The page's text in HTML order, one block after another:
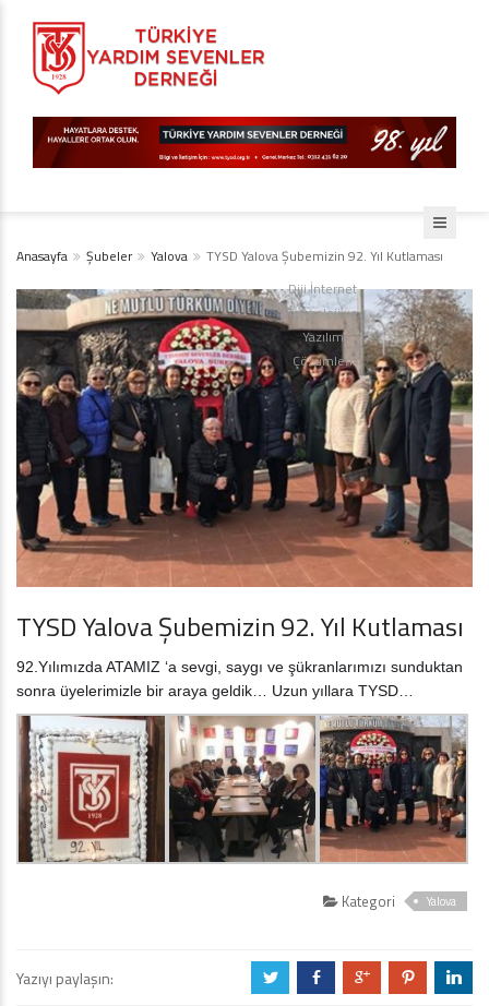
Anasayfa Şubeler Yalova TYSD Yalova Şubemizin 92. Yıl Kutlaması
TYSD Yalova Şubemizin 92. Yıl Kutlaması
92.Yılımızda ATAMIZ ‘a sevgi, saygı ve şükranlarımızı sunduktan
sonra üyelerimizle bir araya geldik… Uzun yıllara TYSD…
Kategori Yalova
Yazıyı paylaşın: a b c d j
Diji İnternet
Teknoloji ve
Yazılım
Çözümleri